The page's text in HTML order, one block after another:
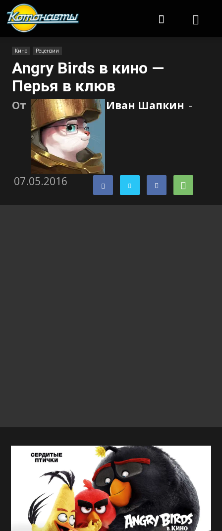
Кино Рецензии
Angry Birds в кино —
Перья в клюв
От Иван Шапкин -
07.05.2016